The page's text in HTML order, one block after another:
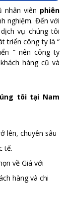
nhân viên phiên
nghiệm. Đến với
vụ chúng tôi
triển công ty là “
“ nên công ty
hàng cũ và
tôi tại Nam
lên, chuyên sâu
tế.
về Giá với
hàng và chi